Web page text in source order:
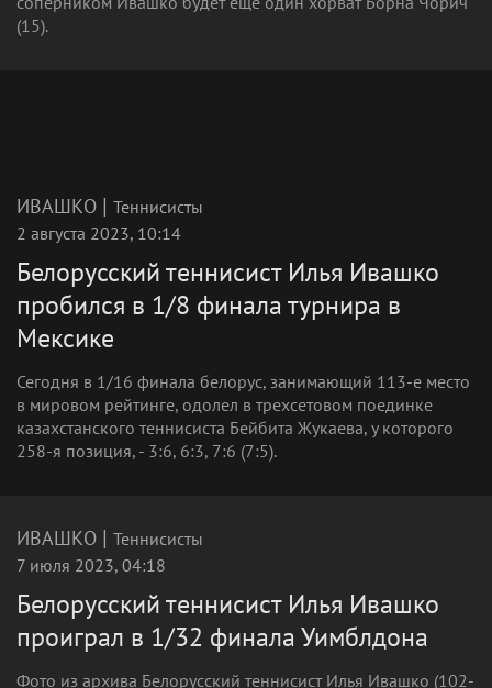
(15).
ИВАШКО | Теннисисты
2 августа 2023, 10:14
Белорусский теннисист Илья Ивашко
пробился в 1/8 финала турнира в
Мексике
Сегодня в 1/16 финала белорус, занимающий 113-е место
в мировом рейтинге, одолел в трехсетовом поединке
казахстанского теннисиста Бейбита Жукаева, у которого
258-я позиция, - 3:6, 6:3, 7:6 (7:5).
ИВАШКО | Теннисисты
7 июля 2023, 04:18
Белорусский теннисист Илья Ивашко
проиграл в 1/32 финала Уимблдона
Фото из архива Белорусский теннисист Илья Ивашко (102-